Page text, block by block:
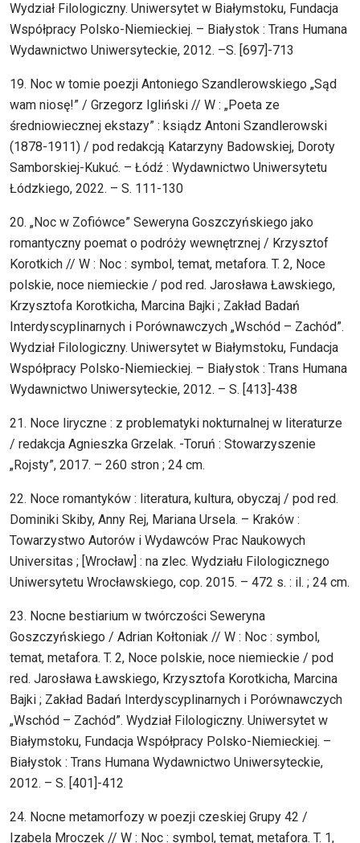
Wydział Filologiczny. Uniwersytet w Białymstoku, Fundacja
Współpracy Polsko-Niemieckiej. – Białystok : Trans Humana
Wydawnictwo Uniwersyteckie, 2012. –S. [697]-713
19. Noc w tomie poezji Antoniego Szandlerowskiego „Sąd
wam niosę!” / Grzegorz Igliński // W : „Poeta ze
średniowiecznej ekstazy” : ksiądz Antoni Szandlerowski
(1878-1911) / pod redakcją Katarzyny Badowskiej, Doroty
Samborskiej-Kukuć. – Łódź : Wydawnictwo Uniwersytetu
Łódzkiego, 2022. – S. 111-130
20. „Noc w Zofiówce” Seweryna Goszczyńskiego jako
romantyczny poemat o podróży wewnętrznej / Krzysztof
Korotkich // W : Noc : symbol, temat, metafora. T. 2, Noce
polskie, noce niemieckie / pod red. Jarosława Ławskiego,
Krzysztofa Korotkicha, Marcina Bajki ; Zakład Badań
Interdyscyplinarnych i Porównawczych „Wschód – Zachód”.
Wydział Filologiczny. Uniwersytet w Białymstoku, Fundacja
Współpracy Polsko-Niemieckiej. – Białystok : Trans Humana
Wydawnictwo Uniwersyteckie, 2012. – S. [413]-438
21. Noce liryczne : z problematyki nokturnalnej w literaturze
/ redakcja Agnieszka Grzelak. -Toruń : Stowarzyszenie
„Rojsty”, 2017. – 260 stron ; 24 cm.
22. Noce romantyków : literatura, kultura, obyczaj / pod red.
Dominiki Skiby, Anny Rej, Mariana Ursela. – Kraków :
Towarzystwo Autorów i Wydawców Prac Naukowych
Universitas ; [Wrocław] : na zlec. Wydziału Filologicznego
Uniwersytetu Wrocławskiego, cop. 2015. – 472 s. : il. ; 24 cm.
23. Nocne bestiarium w twórczości Seweryna
Goszczyńskiego / Adrian Kołtoniak // W : Noc : symbol,
temat, metafora. T. 2, Noce polskie, noce niemieckie / pod
red. Jarosława Ławskiego, Krzysztofa Korotkicha, Marcina
Bajki ; Zakład Badań Interdyscyplinarnych i Porównawczych
„Wschód – Zachód”. Wydział Filologiczny. Uniwersytet w
Białymstoku, Fundacja Współpracy Polsko-Niemieckiej. –
Białystok : Trans Humana Wydawnictwo Uniwersyteckie,
2012. – S. [401]-412
24. Nocne metamorfozy w poezji czeskiej Grupy 42 /
Izabela Mroczek // W : Noc : symbol, temat, metafora. T. 1,